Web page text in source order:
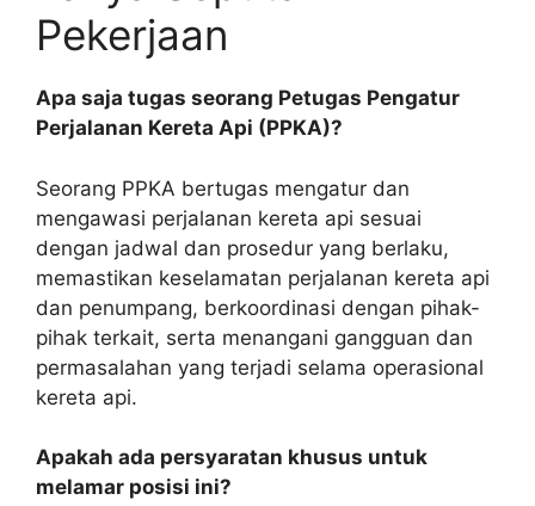
Pekerjaan
Apa saja tugas seorang Petugas Pengatur
Perjalanan Kereta Api (PPKA)?
Seorang PPKA bertugas mengatur dan
mengawasi perjalanan kereta api sesuai
dengan jadwal dan prosedur yang berlaku,
memastikan keselamatan perjalanan kereta api
dan penumpang, berkoordinasi dengan pihak-
pihak terkait, serta menangani gangguan dan
permasalahan yang terjadi selama operasional
kereta api.
Apakah ada persyaratan khusus untuk
melamar posisi ini?